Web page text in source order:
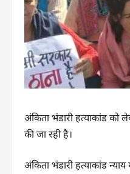
अंकिता भंडारी हत्याकांड
की जा रही है।
अंकिता भंडारी हत्याकांड